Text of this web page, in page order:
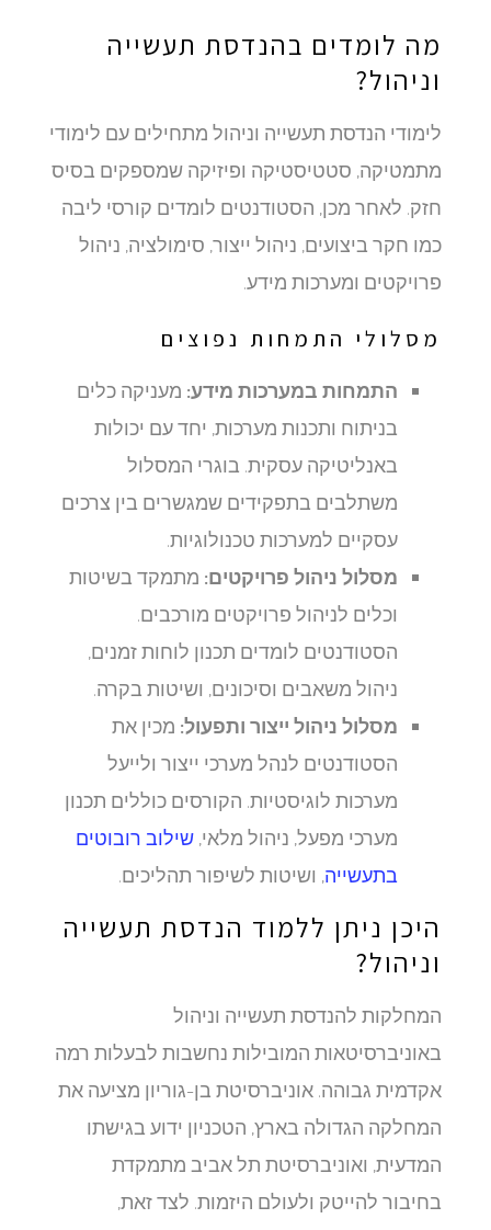
מה לומדים בהנדסת תעשייה
וניהול?
לימודי הנדסת תעשייה וניהול מתחילים עם לימודי
מתמטיקה, סטטיסטיקה ופיזיקה שמספקים בסיס
חזק. לאחר מכן, הסטודנטים לומדים קורסי ליבה
כמו חקר ביצועים, ניהול ייצור, סימולציה, ניהול
פרויקטים ומערכות מידע.
מסלולי התמחות נפוצים
התמחות במערכות מידע:מעניקה כלים
בניתוח ותכנות מערכות, יחד עם יכולות
באנליטיקה עסקית. בוגרי המסלול
משתלבים בתפקידים שמגשרים בין צרכים
עסקיים למערכות טכנולוגיות.
מסלול ניהול פרויקטים:מתמקד בשיטות
וכלים לניהול פרויקטים מורכבים.
הסטודנטים לומדים תכנון לוחות זמנים,
ניהול משאבים וסיכונים, ושיטות בקרה.
מסלול ניהול ייצור ותפעול:מכין את
הסטודנטים לנהל מערכי ייצור ולייעל
מערכות לוגיסטיות. הקורסים כוללים תכנון
מערכי מפעל, ניהול מלאי,שילוב רובוטים
בתעשייה, ושיטות לשיפור תהליכים.
היכן ניתן ללמוד הנדסת תעשייה
וניהול?
המחלקות להנדסת תעשייה וניהול
באוניברסיטאות המובילות נחשבות לבעלות רמה
אקדמית גבוהה. אוניברסיטת בן-גוריון מציעה את
המחלקה הגדולה בארץ, הטכניון ידוע בגישתו
המדעית, ואוניברסיטת תל אביב מתמקדת
בחיבור להייטק ולעולם היזמות. לצד זאת,